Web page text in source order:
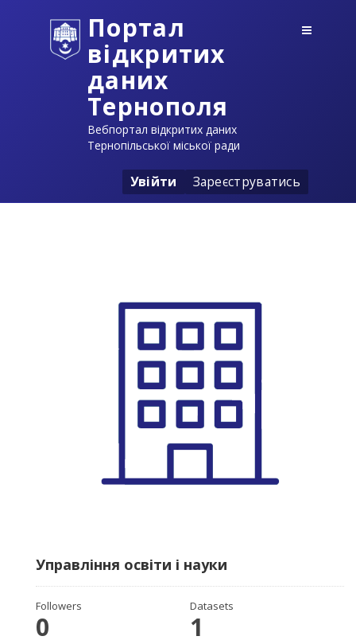
Портал
відкритих
даних
Тернополя
Вебпортал відкритих даних
Тернопільської міської ради
Увійти Зареєструватись
Управління освіти і науки
Followers
0
Datasets
1